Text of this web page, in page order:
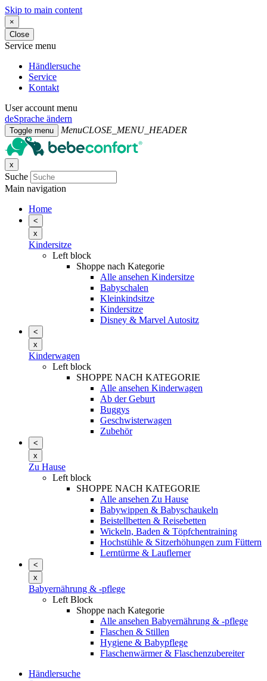
Skip to main content
×
Close
Service menu
Händlersuche
Service
Kontakt
User account menu
deSprache ändern
Toggle menu MenuCLOSE_MENU_HEADER
x
Suche
Main navigation
Home
<
x
Kindersitze
Left block
Shoppe nach Kategorie
Alle ansehen Kindersitze
Babyschalen
Kleinkindsitze
Kindersitze
Disney & Marvel Autositz
<
x
Kinderwagen
Left block
SHOPPE NACH KATEGORIE
Alle ansehen Kinderwagen
Ab der Geburt
Buggys
Geschwisterwagen
Zubehör
<
x
Zu Hause
Left block
SHOPPE NACH KATEGORIE
Alle ansehen Zu Hause
Babywippen & Babyschaukeln
Beistellbetten & Reisebetten
Wickeln, Baden & Töpfchentraining
Hochstühle & Sitzerhöhungen zum Füttern
Lerntürme & Lauflerner
<
x
Babyernährung & -pflege
Left Block
Shoppe nach Kategorie
Alle ansehen Babyernährung & -pflege
Flaschen & Stillen
Hygiene & Babypflege
Flaschenwärmer & Flaschenzubereiter
Händlersuche